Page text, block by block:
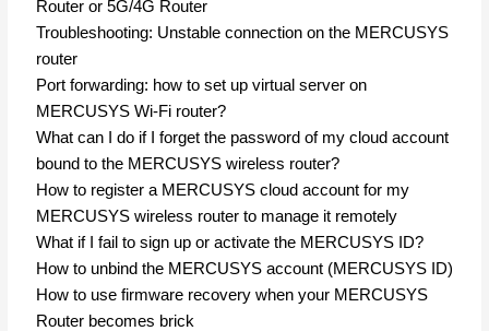
Router or 5G/4G Router
Troubleshooting: Unstable connection on the MERCUSYS
router
Port forwarding: how to set up virtual server on
MERCUSYS Wi-Fi router?
What can I do if I forget the password of my cloud account
bound to the MERCUSYS wireless router?
How to register a MERCUSYS cloud account for my
MERCUSYS wireless router to manage it remotely
What if I fail to sign up or activate the MERCUSYS ID?
How to unbind the MERCUSYS account (MERCUSYS ID)
How to use firmware recovery when your MERCUSYS
Router becomes brick